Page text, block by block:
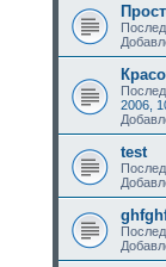
2006,
test